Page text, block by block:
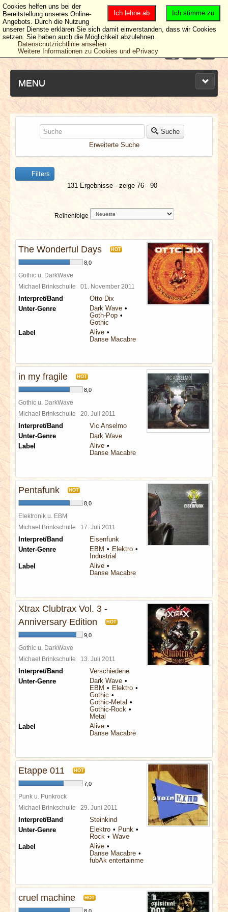
MENU
NEUESTE ARTIKEL
NEWS & DATES
BERICHTE
SPECIALS
REDAKTION
LINKS
Suche
Erweiterte Suche
Filters
131 Ergebnisse - zeige 76 - 90
Reihenfolge
The Wonderful Days HOT
8,0
Gothic u. DarkWave
Michael Brinkschulte 01. November 2011
Interpret/Band
Otto Dix
Unter-Genre
Dark Wave
Goth-Pop
Gothic
Label
Alive
Danse Macabre
in my fragile HOT
8,0
Gothic u. DarkWave
Michael Brinkschulte 20. Juli 2011
Interpret/Band
Vic Anselmo
Unter-Genre
Dark Wave
Label
Alive
Danse Macabre
Pentafunk HOT
8,0
Elektronik u. EBM
Michael Brinkschulte 17. Juli 2011
Interpret/Band
Eisenfunk
Unter-Genre
EBM
Elektro
Industrial
Label
Alive
Danse Macabre
Xtrax Clubtrax Vol. 3 -
Anniversary Edition
HOT
9,0
Gothic u. DarkWave
Michael Brinkschulte 13. Juli 2011
Interpret/Band
Verschiedene
Unter-Genre
Dark Wave
EBM
Elektro
Gothic
Gothic-Metal
Gothic-Rock
Metal
Label
Alive
Danse Macabre
Etappe 011 HOT
7,0
Punk u. Punkrock
Michael Brinkschulte 29. Juni 2011
Interpret/Band
Steinkind
Unter-Genre
Elektro
Punk
Rock
Wave
Label
Alive
Danse Macabre
fubAk entertainment
cruel machine HOT
Ich stimme zu
Ich lehne ab
Cookies helfen uns bei der
Bereitstellung unseres Online-
Angebots. Durch die Nutzung
unserer Dienste erklären Sie sich damit einverstanden, dass wir Cookies
setzen. Sie haben auch die Möglichkeit abzulehnen.
Datenschutzrichtlinie ansehen
Weitere Informationen zu Cookies und ePrivacy